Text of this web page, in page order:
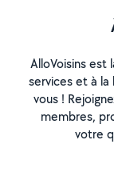
AlloVoisins
services et à
vous !
membres,
votre